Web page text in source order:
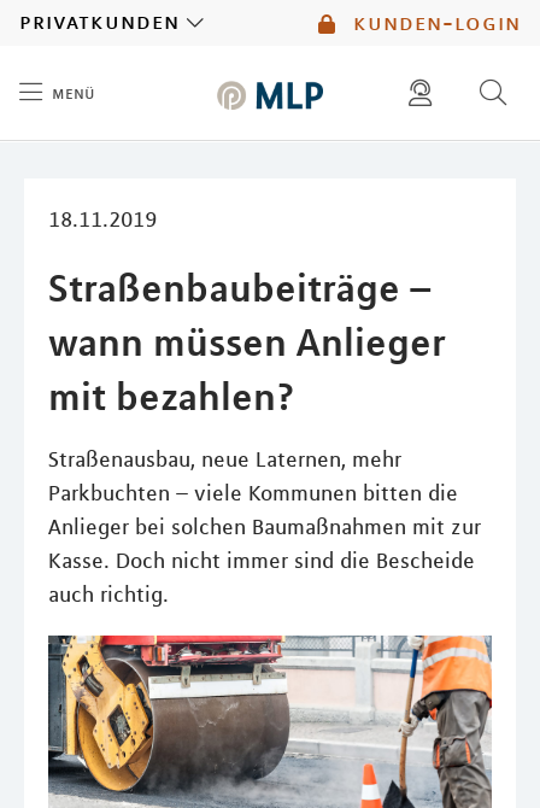
kunden-login
privatkunden
menü
18.11.2019
Straßenbaubeiträge –
wann müssen Anlieger
mit bezahlen?
Straßenausbau, neue Laternen, mehr
Parkbuchten – viele Kommunen bitten die
Anlieger bei solchen Baumaßnahmen mit zur
Kasse. Doch nicht immer sind die Bescheide
auch richtig.